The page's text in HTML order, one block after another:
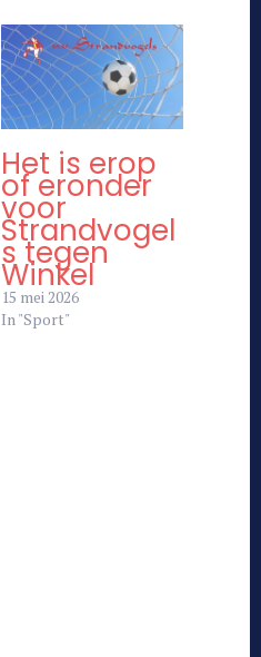
Het is erop
of eronder
voor
Strandvogel
s tegen
Winkel
15 mei 2026
In "Sport"